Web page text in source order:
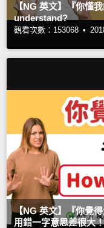
【NG 英文】『你懂
understand?
觀看次數：153068 •
【NG 英文】『你覺
用錯一字意思差很大